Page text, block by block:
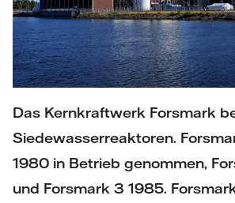
Das Kernkraftwerk Forsmark
Siedewasserreaktoren.
1980 in Betrieb genommen,
und Forsmark 3 1985.